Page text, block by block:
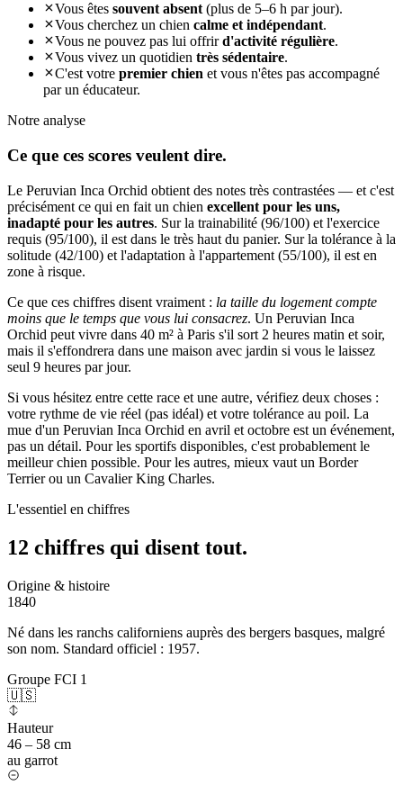
Vous êtes souvent absent(plus de 5–6 h par jour).
Vous cherchez un chien calme et indépendant.
Vous ne pouvez pas lui offrird'activité régulière.
Vous vivez un quotidien très sédentaire.
C'est votre premier chien et vous n'êtes pas accompagné
par un éducateur.
Notre analyse
Ce que ces scores veulent dire.
Le Peruvian Inca Orchid obtient des notes très contrastées — et c'est
précisément ce qui en fait un chien excellent pour les uns,
inadapté pour les autres. Sur la trainabilité (96/100) et l'exercice
requis (95/100), il est dans le très haut du panier. Sur la tolérance à la
solitude (42/100) et l'adaptation à l'appartement (55/100), il est en
zone à risque.
Ce que ces chiffres disent vraiment : la taille du logement compte
moins que le temps que vous lui consacrez. Un Peruvian Inca
Orchid peut vivre dans 40 m² à Paris s'il sort 2 heures matin et soir,
mais il s'effondrera dans une maison avec jardin si vous le laissez
seul 9 heures par jour.
Si vous hésitez entre cette race et une autre, vérifiez deux choses :
votre rythme de vie réel (pas idéal) et votre tolérance au poil. La
mue d'un Peruvian Inca Orchid en avril et octobre est un événement,
pas un détail. Pour les sportifs disponibles, c'est probablement le
meilleur chien possible. Pour les autres, mieux vaut un Border
Terrier ou un Cavalier King Charles.
L'essentiel en chiffres
12 chiffres qui disent tout.
Origine & histoire
1840
Né dans les ranchs californiens auprès des bergers basques, malgré
son nom. Standard officiel : 1957.
Groupe FCI 1
🇺🇸
Hauteur
46 – 58 cm
au garrot